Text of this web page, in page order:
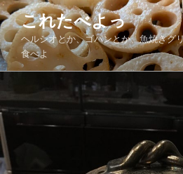
コ
ン
テ
ン
ツ
ス
キ
ッ
プ
これたべよっ
ヘルシオとか、ゴパンとか、魚焼きグ
食べよ